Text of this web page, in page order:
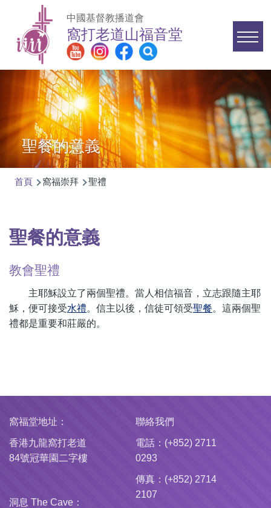
移至主內容
中國基督教播道會
窩打老道山福音堂
Main
navigation
聖餐的意義
連
首頁 窩福崇拜 聖禮
聖餐的意義
教會聖禮
主耶穌設立了兩個聖禮。當人相信福音，立志跟隨主耶
穌，便可接受水禮。信主以後，信徒可領受聖餐。這兩個聖
禮都是重要和莊嚴的。
窩福堂地址：
香港九龍窩打老道
84號冠華園二字樓
洞息 The Cave：
聯絡我們
電話：(+852) 2711
0293
傳真：(+852) 2714
2107